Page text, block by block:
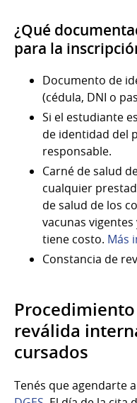
¿Qué
para la
Documento de
(cédula, DNI o
Si el estudiante
de identidad del
responsable.
Carné de salud
cualquier
de salud de los
vacunas
tiene costo. Más
Constancia de
reválida
cursados
Tenés que agendarte